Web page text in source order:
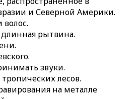
27.Насекомое,
причиняющее ущерб
сельскохозяйственным
посадкам.
замыкания и
размыкания
электрической цепи.
и Северной Америки.
длинная рытвина.
звуки.
лесов.
на металле